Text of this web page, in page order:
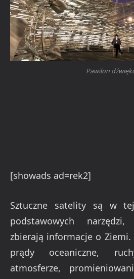
Pawilon
[showads ad=rek2]
Sztuczne satelity są w
podstawowych
zbierają informacje o Ziemi.
prądy oceaniczne,
atmosferze,